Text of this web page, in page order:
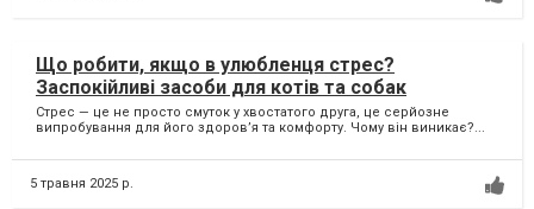
Що робити, якщо в улюбленця стрес?
Заспокійливі засоби для котів та собак
Стрес — це не просто смуток у хвостатого друга, це серйозне
випробування для його здоров’я та комфорту. Чому він виникає?...
5 травня 2025 р.